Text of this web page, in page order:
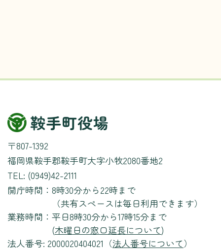
〒807-1392
福岡県鞍手郡鞍手町大字小牧2080番地2
TEL: (0949)42-2111
開庁時間： 8時30分から22時まで
（共有スペースは毎日利用できます）
業務時間： 平日8時30分から17時15分まで
(木曜日の窓口延長について)
法人番号: 2000020404021（法人番号について）